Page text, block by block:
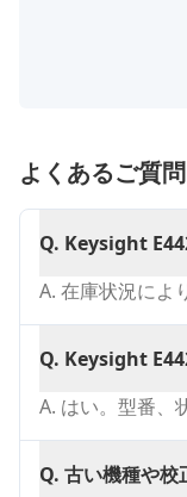
よくあるご質問
Q. Keysight
A. 在庫状況によ
Q. Keysight
A. はい。型番、
Q. 古い機種や校